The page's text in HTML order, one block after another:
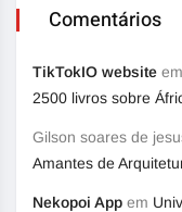
Comentários
TikTokIO website em
2500 livros sobre
Gilson soares de
Amantes de
Nekopoi App em